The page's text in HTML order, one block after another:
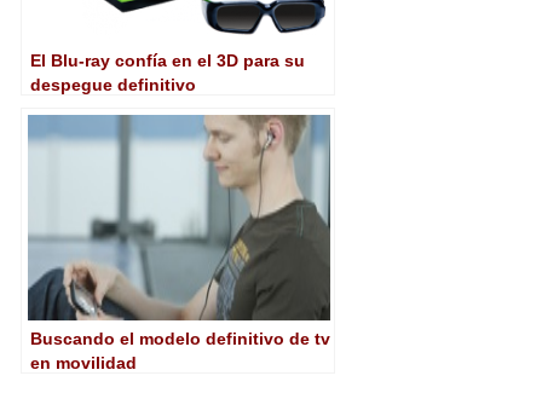
El Blu-ray confía en el 3D para su
despegue definitivo
Buscando el modelo definitivo de tv
en movilidad